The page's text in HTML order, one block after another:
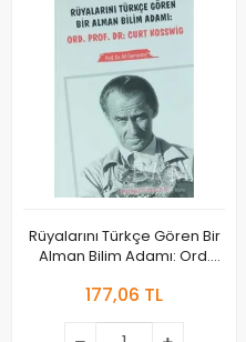
Rüyalarını Türkçe Gören Bir
Alman Bilim Adamı: Ord.
177,06 TL